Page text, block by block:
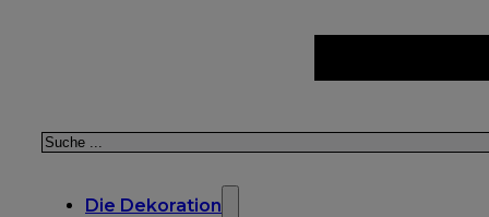
Suchen
Die Dekoration